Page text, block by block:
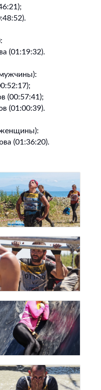
(01:19:32).
(00:57:41);
(01:00:39).
(01:36:20).